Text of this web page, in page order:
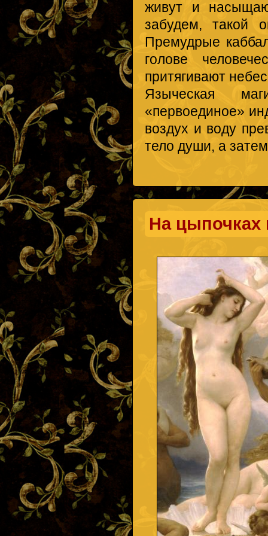
живут и
забудем, такой
Премудрые
голове
притягивают
Языческая
«первоединое»
воздух и воду
тело души, а
На цыпочках